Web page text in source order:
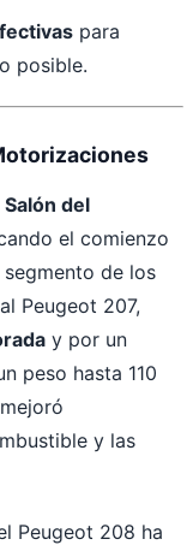
para
posible.
Salón del
el comienzo
de los
Peugeot 207,
y por un
peso hasta 110
y las
Peugeot 208 ha